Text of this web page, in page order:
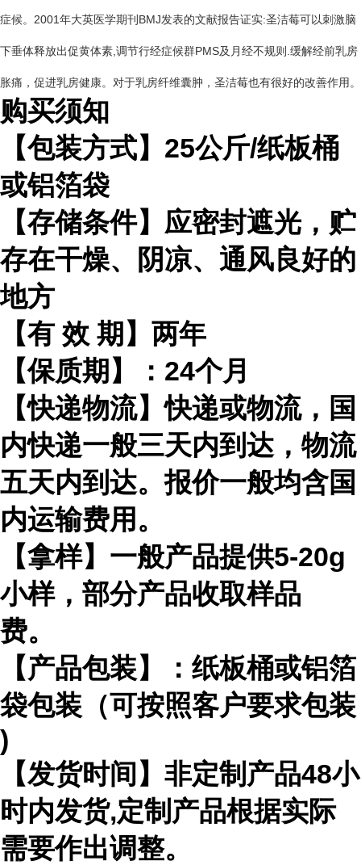
症候。2001年大英医学期刊BMJ发表的文献报告证实:圣洁莓可以刺激脑
下垂体释放出促黄体素,调节行经症候群PMS及月经不规则.缓解经前乳房
胀痛，促进乳房健康。对于乳房纤维囊肿，圣洁莓也有很好的改善作用。
购买须知
【包装方式】 25公斤/纸板桶
或铝箔袋
【存储条件】应密封遮光，贮
存在干燥、阴凉、通风良好的
地方
【有 效 期】两年
【保质期】： 24个月
【快递物流】快递或物流，国
内快递一般三天内到达，物流
五天内到达。报价一般均含国
内运输费用。
【拿样】一般产品提供5-20g
小样，部分产品收取样品
费。
【产品包装】：纸板桶或铝箔
袋包装（可按照客户要求包装
)
【发货时间】非定制产品48小
时内发货,定制产品根据实际
需要作出调整。